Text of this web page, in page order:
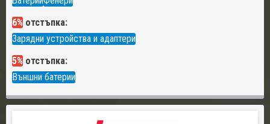
6% отстъпка:
Зарядни устройства и адаптери
5% отстъпка:
Външни батерии